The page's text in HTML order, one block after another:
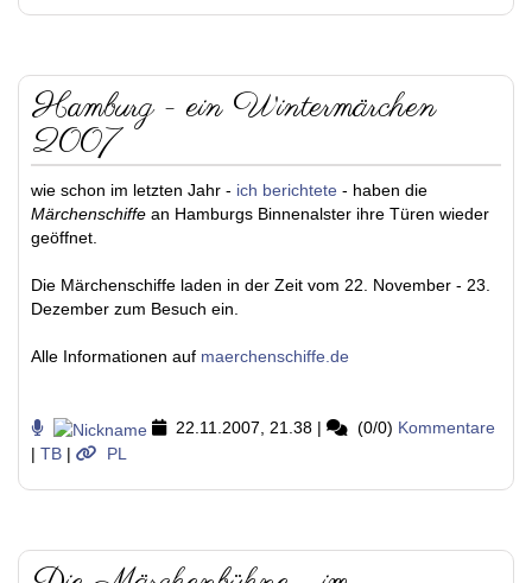
Hamburg - ein Wintermärchen
2007
wie schon im letzten Jahr - ich berichtete - haben die
Märchenschiffe an Hamburgs Binnenalster ihre Türen wieder
geöffnet.
Die Märchenschiffe laden in der Zeit vom 22. November - 23.
Dezember zum Besuch ein.
Alle Informationen auf maerchenschiffe.de
22.11.2007, 21.38 | (0/0) Kommentare
| TB | PL